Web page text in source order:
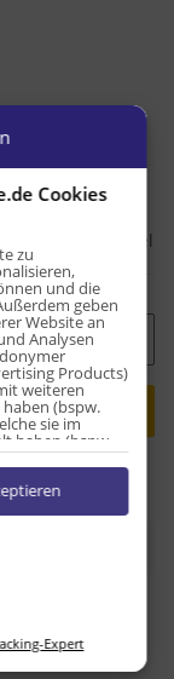
Frage zum Artikel
Stk
...
Cookies
zu
und die
geben
Website an
Analysen
Products)
weiteren
(bspw.
sie im
haben (bspw.
zur Nutzung
klicken und
Inhalte
Expert